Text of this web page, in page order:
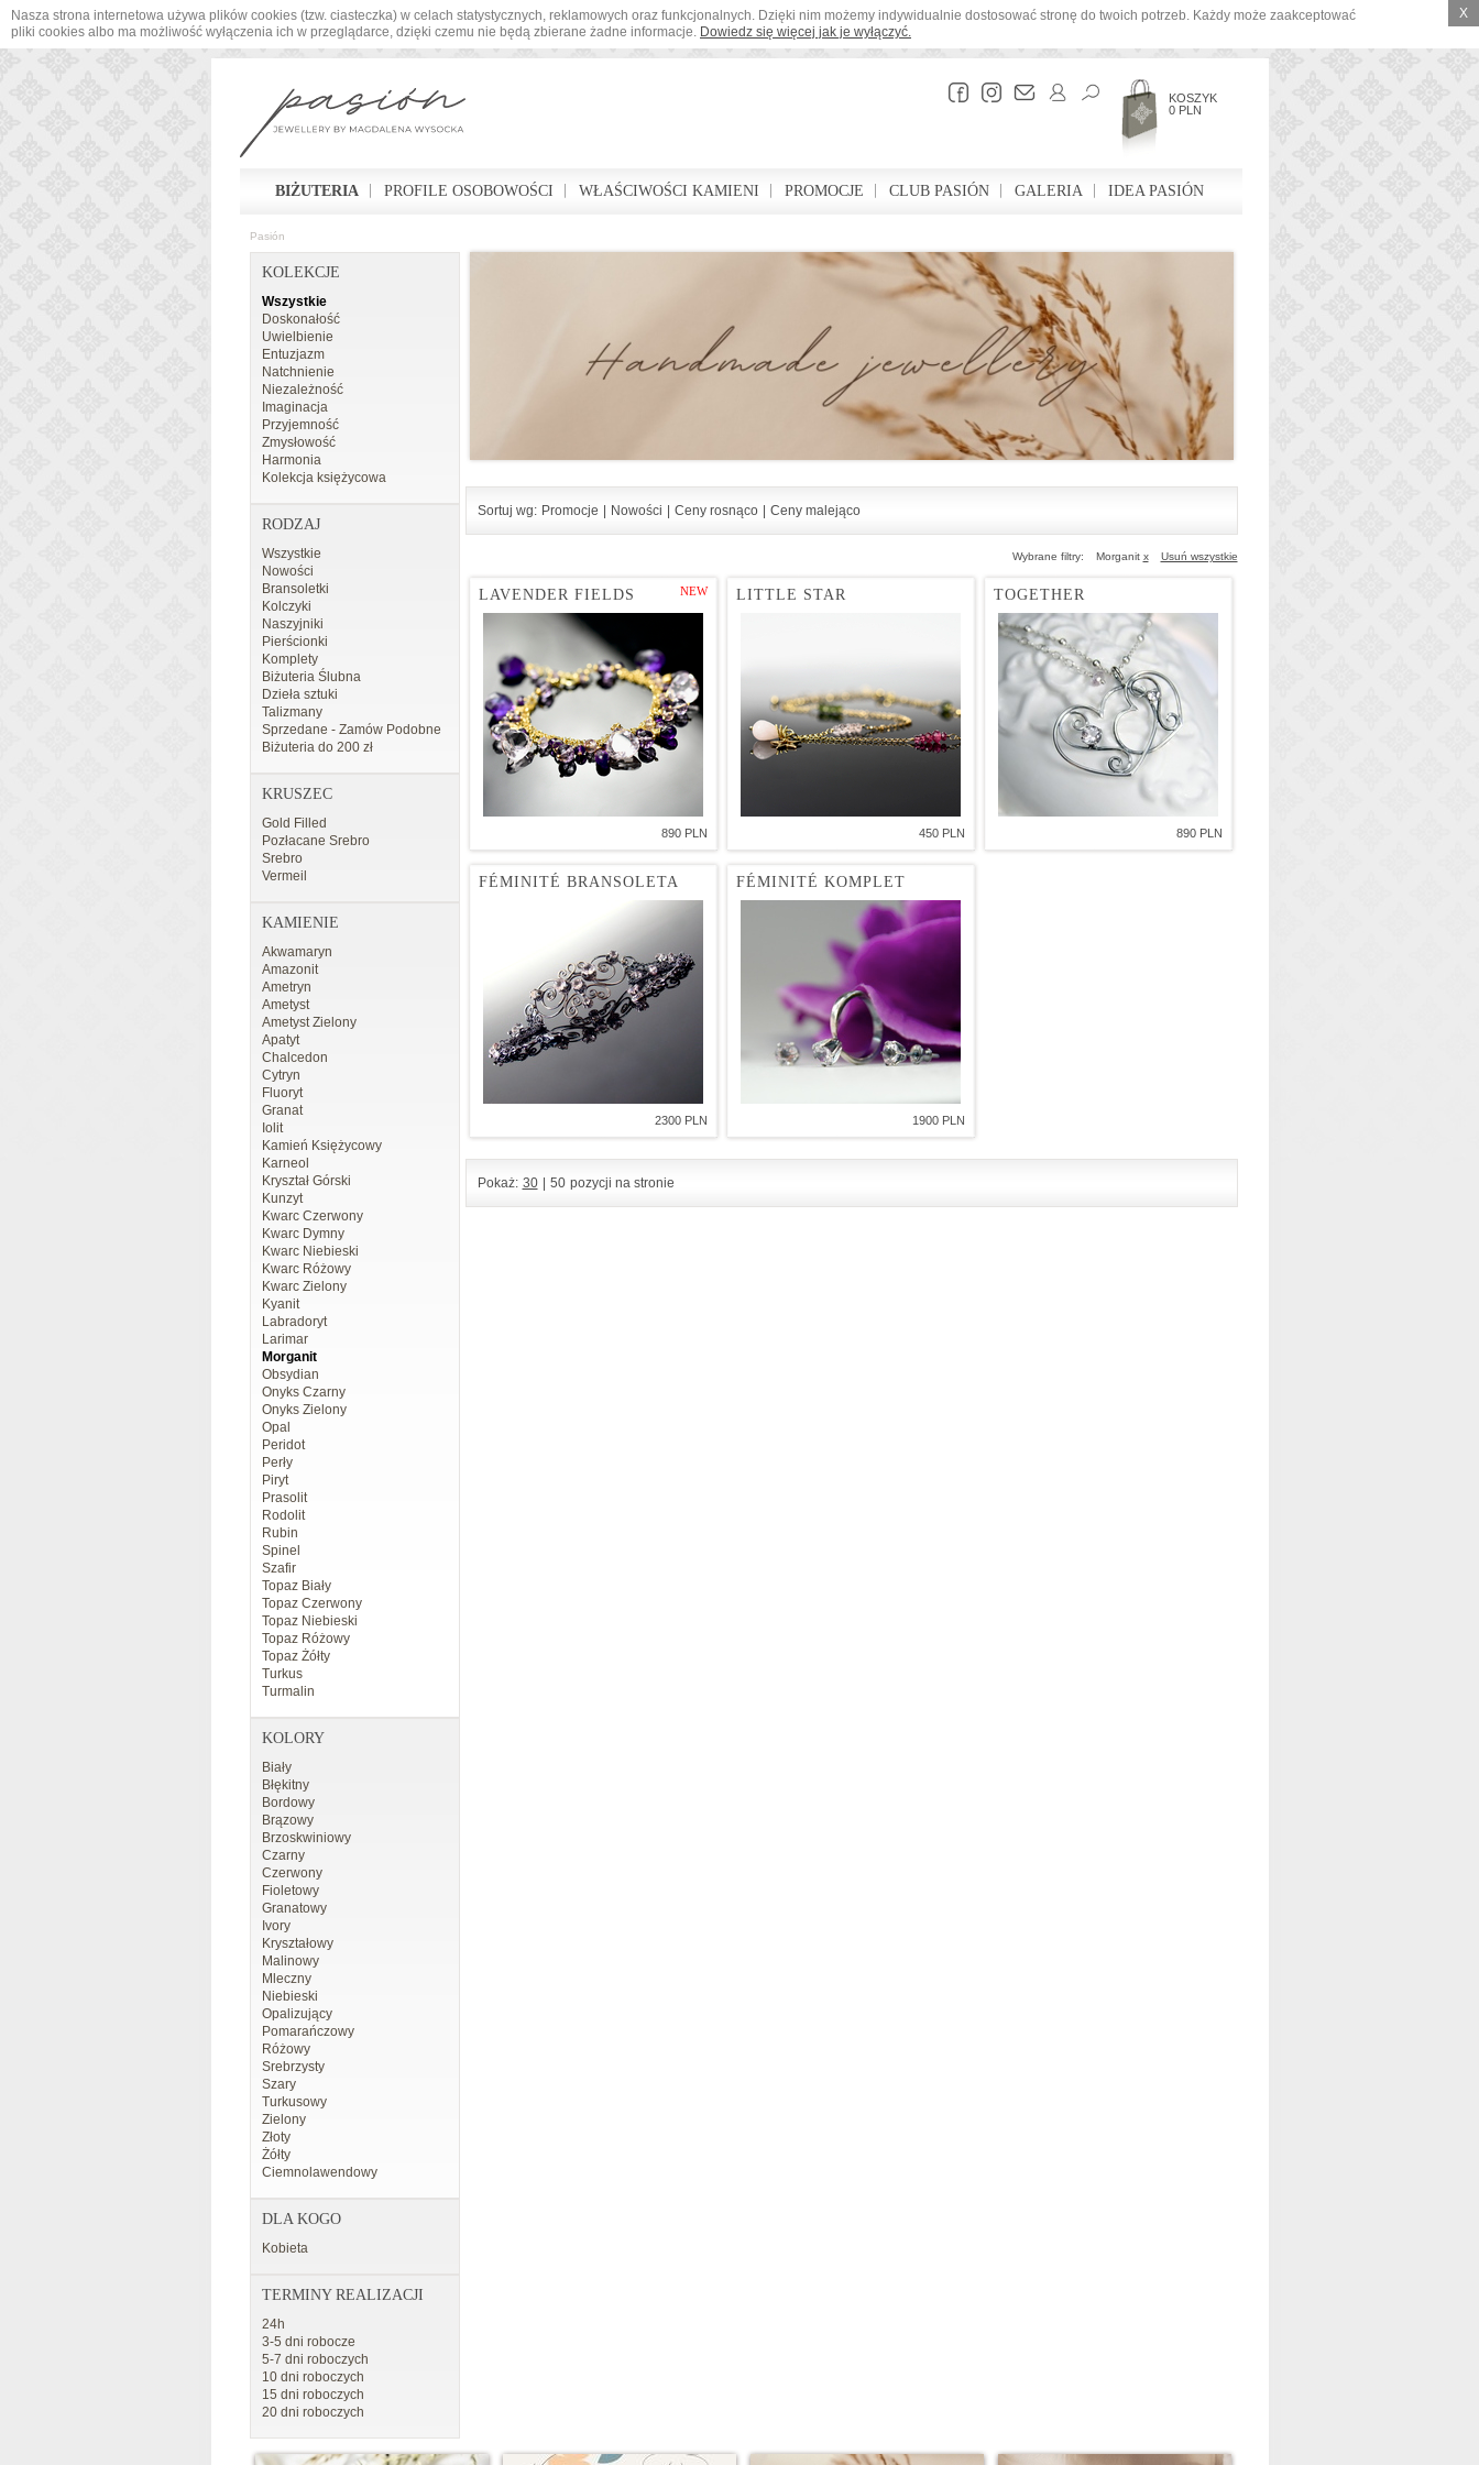
Nasza strona internetowa używa plików cookies (tzw. ciasteczka) w celach statystycznych, reklamowych oraz funkcjonalnych. Dzięki nim możemy indywidualnie dostosować stronę do twoich potrzeb. Każdy może zaakceptować
pliki cookies albo ma możliwość wyłączenia ich w przeglądarce, dzięki czemu nie będą zbierane żadne informacje. Dowiedz się więcej jak je wyłączyć.
X
BIŻUTERIA PROFILE OSOBOWOŚCI WŁAŚCIWOŚCI KAMIENI PROMOCJE CLUB PASIÓN GALERIA IDEA PASIÓN
KOSZYK
0 PLN
Pasión
KOLEKCJE
Wszystkie
Doskonałość
Uwielbienie
Entuzjazm
Natchnienie
Niezależność
Imaginacja
Przyjemność
Zmysłowość
Harmonia
Kolekcja księżycowa
RODZAJ
Wszystkie
Nowości
Bransoletki
Kolczyki
Naszyjniki
Pierścionki
Komplety
Biżuteria Ślubna
Dzieła sztuki
Talizmany
Sprzedane - Zamów Podobne
Biżuteria do 200 zł
KRUSZEC
Gold Filled
Pozłacane Srebro
Srebro
Vermeil
KAMIENIE
Akwamaryn
Amazonit
Ametryn
Ametyst
Ametyst Zielony
Apatyt
Chalcedon
Cytryn
Fluoryt
Granat
Iolit
Kamień Księżycowy
Karneol
Kryształ Górski
Kunzyt
Kwarc Czerwony
Kwarc Dymny
Kwarc Niebieski
Kwarc Różowy
Kwarc Zielony
Kyanit
Labradoryt
Larimar
Morganit
Obsydian
Onyks Czarny
Onyks Zielony
Opal
Peridot
Perły
Piryt
Prasolit
Rodolit
Rubin
Spinel
Szafir
Topaz Biały
Topaz Czerwony
Topaz Niebieski
Topaz Różowy
Topaz Żółty
Turkus
Turmalin
KOLORY
Biały
Błękitny
Bordowy
Brązowy
Brzoskwiniowy
Czarny
Czerwony
Fioletowy
Granatowy
Ivory
Kryształowy
Malinowy
Mleczny
Niebieski
Opalizujący
Pomarańczowy
Różowy
Srebrzysty
Szary
Turkusowy
Zielony
Złoty
Żółty
Ciemnolawendowy
DLA KOGO
Kobieta
TERMINY REALIZACJI
24h
3-5 dni robocze
5-7 dni roboczych
10 dni roboczych
15 dni roboczych
20 dni roboczych
Sortuj wg: Promocje Nowości Ceny rosnąco Ceny malejąco
Wybrane filtry: Morganit x Usuń wszystkie
LAVENDER FIELDS NEW
890 PLN
LITTLE STAR
450 PLN
TOGETHER
890 PLN
FÉMINITÉ BRANSOLETA
2300 PLN
FÉMINITÉ KOMPLET
1900 PLN
Pokaż: 30 50 pozycji na stronie